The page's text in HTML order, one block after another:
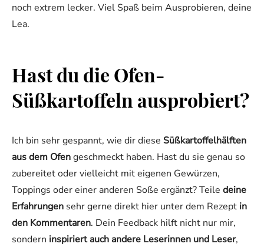
noch extrem lecker. Viel Spaß beim Ausprobieren, deine
Lea.
Hast du die Ofen-
Süßkartoffeln ausprobiert?
Ich bin sehr gespannt, wie dir diese Süßkartoffelhälften
aus dem Ofengeschmeckt haben. Hast du sie genau so
zubereitet oder vielleicht mit eigenen Gewürzen,
Toppings oder einer anderen Soße ergänzt? Teile deine
Erfahrungen sehr gerne direkt hier unter dem Rezept in
den Kommentaren. Dein Feedback hilft nicht nur mir,
sondern inspiriert auch andere Leserinnen und Leser,